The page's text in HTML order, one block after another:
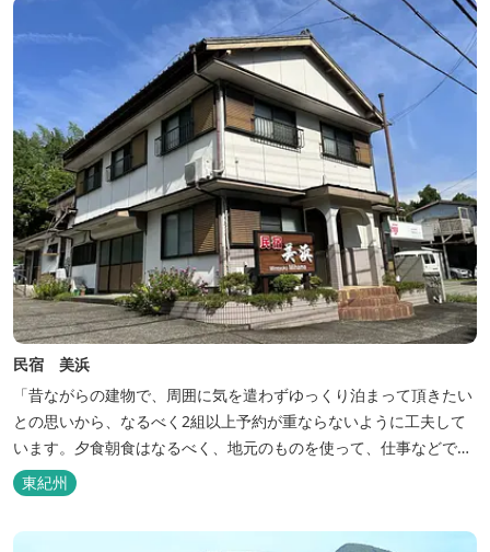
巡る旅の拠点として、当...
民宿 美浜
「昔ながらの建物で、周囲に気を遣わずゆっくり泊まって頂きたい
との思いから、なるべく2組以上予約が重ならないように工夫して
います。夕食朝食はなるべく、地元のものを使って、仕事などで連
泊の方には日替わりでご用意します。」オーナー様談。もし重なっ
た場合は、ごめんなさい。
東紀州